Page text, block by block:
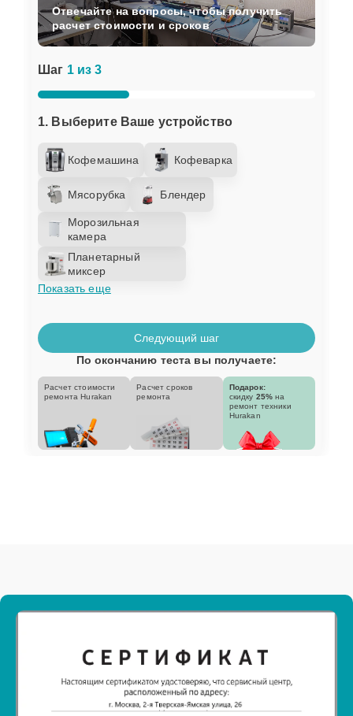
Шаг 1 из 3
1. Выберите Ваше устройство
Кофемашина Кофеварка
Мясорубка Блендер
Морозильная
камера
Планетарный
миксер
Показать еще
Отвечайте на вопросы, чтобы получить
расчет стоимости и сроков
Следующий шаг
По окончанию теста вы получаете:
Расчет стоимости
ремонта Hurakan
Расчет сроков
ремонта
Подарок:
скидку 25% на
ремонт техники
Hurakan